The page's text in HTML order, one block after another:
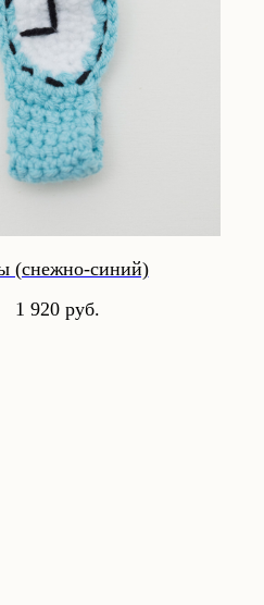
(снежно-синий)
1 920 руб.